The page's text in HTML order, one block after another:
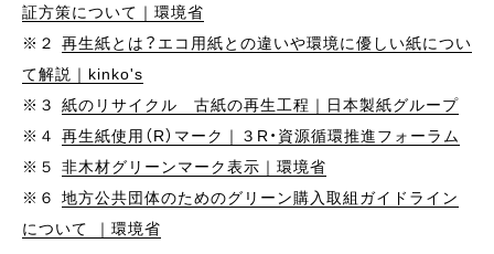
証方策について｜環境省
※２ 再生紙とは？エコ用紙との違いや環境に優しい紙につい
て解説｜kinko's
※３ 紙のリサイクル 古紙の再生工程｜日本製紙グループ
※４ 再生紙使用（R）マーク｜３R・資源循環推進フォーラム
※５ 非木材グリーンマーク表示｜環境省
※６ 地方公共団体のためのグリーン購入取組ガイドライン
について ｜環境省